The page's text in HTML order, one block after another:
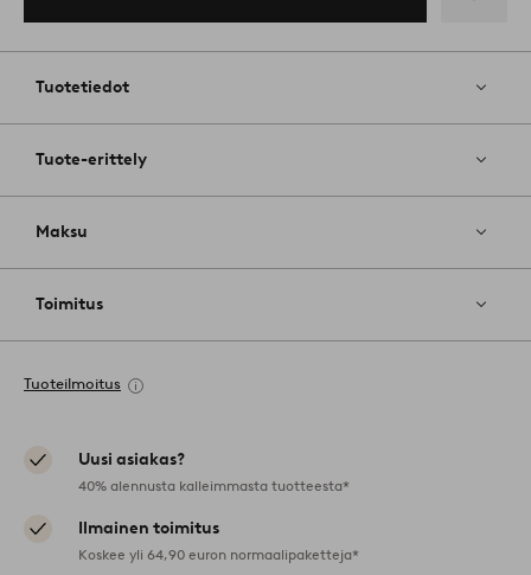
Tuotetiedot
Tuote-erittely
Maksu
Toimitus
Tuoteilmoitus
Uusi asiakas?
40% alennusta kalleimmasta tuotteesta*
Ilmainen toimitus
Koskee yli 64,90 euron normaalipaketteja*